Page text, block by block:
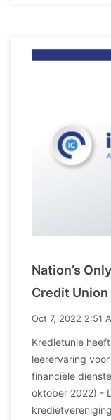
Nation’s
Credit
Oct 7, 2022 2:51
Kredietunie
leerervaring
financiële
oktober 2022) -